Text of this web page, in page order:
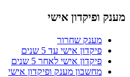
מענק ופיקדון אישי
מענק שחרור
פיקדון אישי עד 5 שנים
פיקדון אישי לאחר 5 שנים
מחשבון מענק ופיקדון אישי